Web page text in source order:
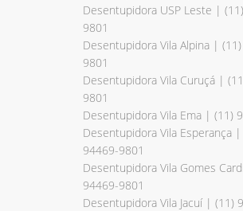
Desentupidora USP Leste |
9801
Desentupidora Vila Alpina |
9801
Desentupidora Vila Curuçá |
9801
Desentupidora Vila Ema | (11)
Desentupidora Vila Esperança
94469-9801
Desentupidora Vila Gomes
94469-9801
Desentupidora Vila Jacuí | (11)